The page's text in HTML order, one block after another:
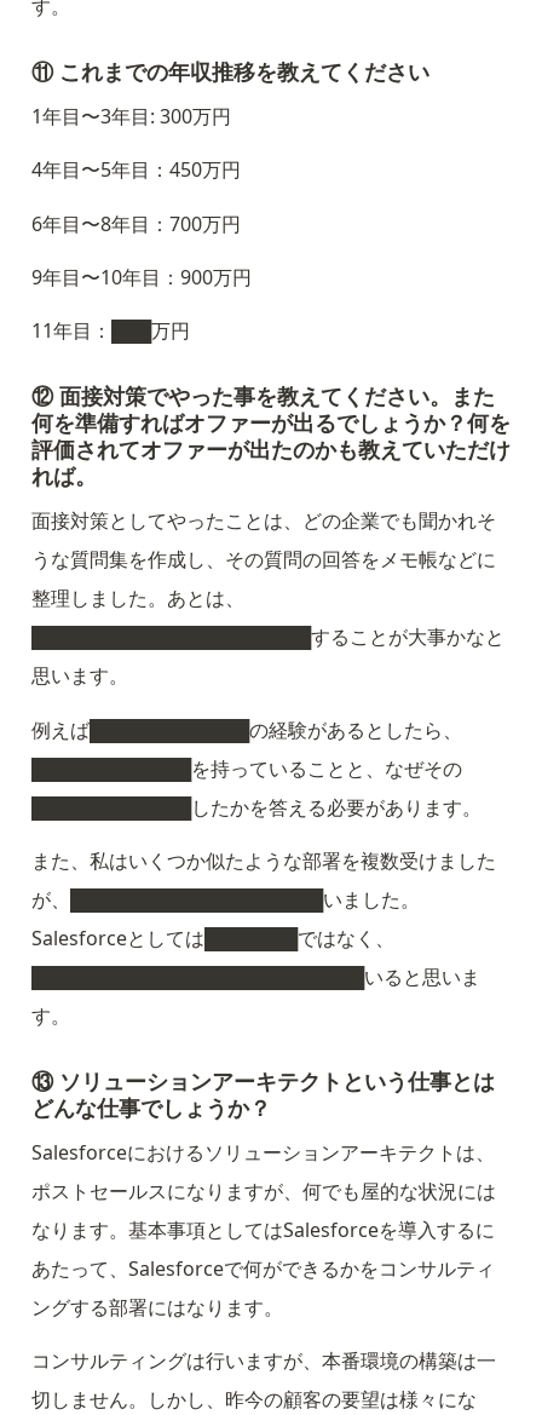
す。
⑪ これまでの年収推移を教えてください
1年目〜3年目: 300万円
4年目〜5年目：450万円
6年目〜8年目：700万円
9年目〜10年目：900万円
11年目：███万円
⑫ 面接対策でやった事を教えてください。また
何を準備すればオファーが出るでしょうか？何を
評価されてオファーが出たのかも教えていただけ
れば。
面接対策としてやったことは、どの企業でも聞かれそ
うな質問集を作成し、その質問の回答をメモ帳などに
整理しました。あとは、
█████████████████████することが大事かなと
思います。
例えば████████████の経験があるとしたら、
████████████を持っていることと、なぜその
████████████したかを答える必要があります。
また、私はいくつか似たような部署を複数受けました
が、███████████████████いました。
Salesforceとしては███████ではなく、
█████████████████████████いると思いま
す。
⑬ ソリューションアーキテクトという仕事とは
どんな仕事でしょうか？
Salesforceにおけるソリューションアーキテクトは、
ポストセールスになりますが、何でも屋的な状況には
なります。基本事項としてはSalesforceを導入するに
あたって、Salesforceで何ができるかをコンサルティ
ングする部署にはなります。
コンサルティングは行いますが、本番環境の構築は一
切しません。しかし、昨今の顧客の要望は様々にな